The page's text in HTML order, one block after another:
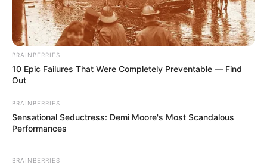
BRAINBERRIES
10 Epic Failures That Were Completely Preventable — Find
Out
BRAINBERRIES
Sensational Seductress: Demi Moore's Most Scandalous
Performances
BRAINBERRIES